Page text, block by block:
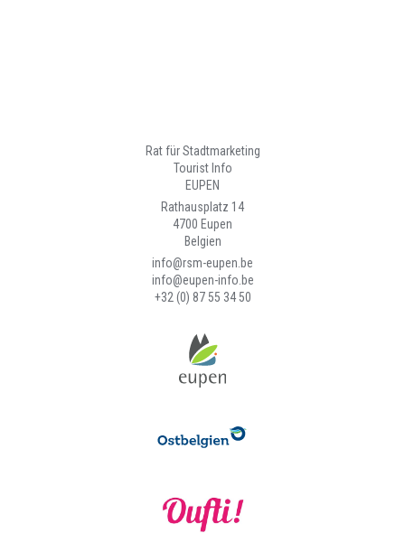
Rat für Stadtmarketing
Tourist Info
EUPEN
Rathausplatz 14
4700 Eupen
Belgien
info@rsm-eupen.be
info@eupen-info.be
+32 (0) 87 55 34 50